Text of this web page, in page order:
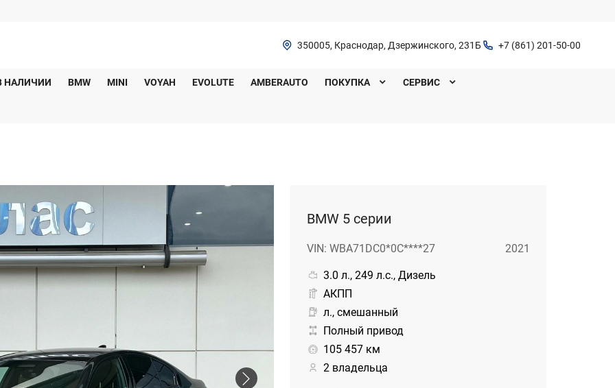
350005, Краснодар, Дзержинского, 231Б +7 (861) 201-50-00
НАЛИЧИИ BMW MINI VOYAH EVOLUTE AMBERAUTO ПОКУПКА СЕРВИС
BMW 5 серии
VIN: WBA71DC0*0C****27 2021
3.0 л., 249 л.с., Дизель
АКПП
л., смешанный
Полный привод
105 457 км
2 владельца